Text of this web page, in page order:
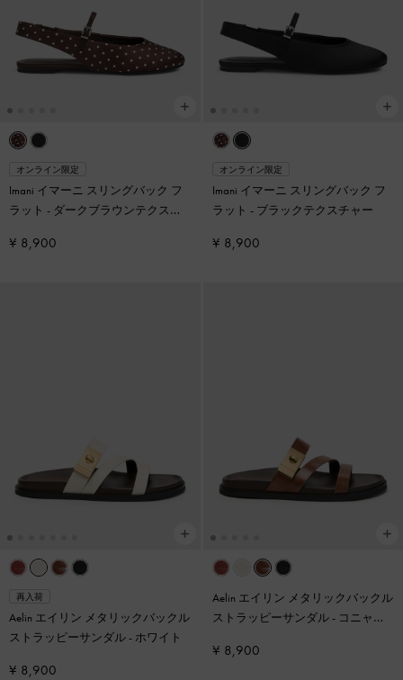
オンライン限定
Imani イマーニ スリングバック フ
ラット - ダークブラウンテクスチ
¥ 8,900
オンライン限定
Imani イマーニ スリングバック フ
ラット - ブラックテクスチャー
¥ 8,900
再入荷
Aelin エイリン メタリックバックル
ストラッピーサンダル- ホワイト
¥ 8,900
Aelin エイリン メタリックバックル
ストラッピーサンダル- コニャッ
¥ 8,900